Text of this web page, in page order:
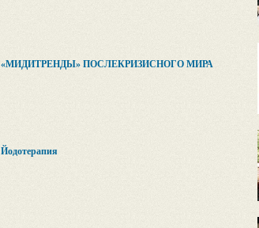
«МИДИТРЕНДЫ» ПОСЛЕКРИЗИСНОГО МИРА
Йодотерапия